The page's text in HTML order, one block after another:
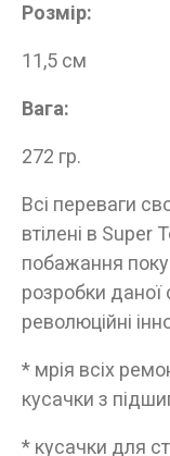
Розмір:
11,5 см
Вага:
272 гр.
Всі переваги
втілені в
побажання
розробки даної
революційні
* мрія всіх
кусачки з
* кусачки для